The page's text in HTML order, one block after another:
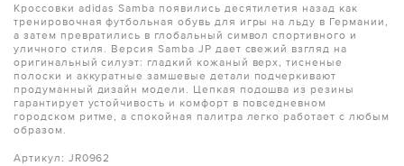
Кроссовки adidas Samba появились десятилетия назад как
тренировочная футбольная обувь для игры на льду в Германии,
а затем превратились в глобальный символ спортивного и
уличного стиля. Версия Samba JP дает свежий взгляд на
оригинальный силуэт: гладкий кожаный верх, тисненые
полоски и аккуратные замшевые детали подчеркивают
продуманный дизайн модели. Цепкая подошва из резины
гарантирует устойчивость и комфорт в повседневном
городском ритме, а спокойная палитра легко работает с любым
образом.
Артикул: JR0962